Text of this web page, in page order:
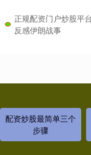
正规配资门户炒股平
反感伊朗战事
配资炒股最简单三个
步骤